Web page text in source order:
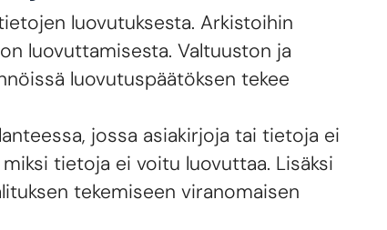
luovutuksesta. Arkistoihin
luovuttamisesta. Valtuuston ja
luovutuspäätöksen tekee
jossa asiakirjoja tai tietoja ei
tietoja ei voitu luovuttaa. Lisäksi
tekemiseen viranomaisen